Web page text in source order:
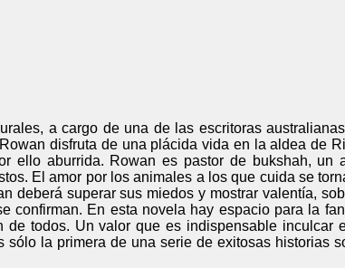
a cargo de una de las escritoras
disfruta de una plácida vida en la aldea de
ello aburrida. Rowan es pastor de bukshah, un
El amor por los animales a los que cuida se
deberá superar sus miedos y mostrar valentía,
confirman. En esta novela hay espacio para la
todos. Un valor que es indispensable inculcar
sólo la primera de una serie de exitosas historias